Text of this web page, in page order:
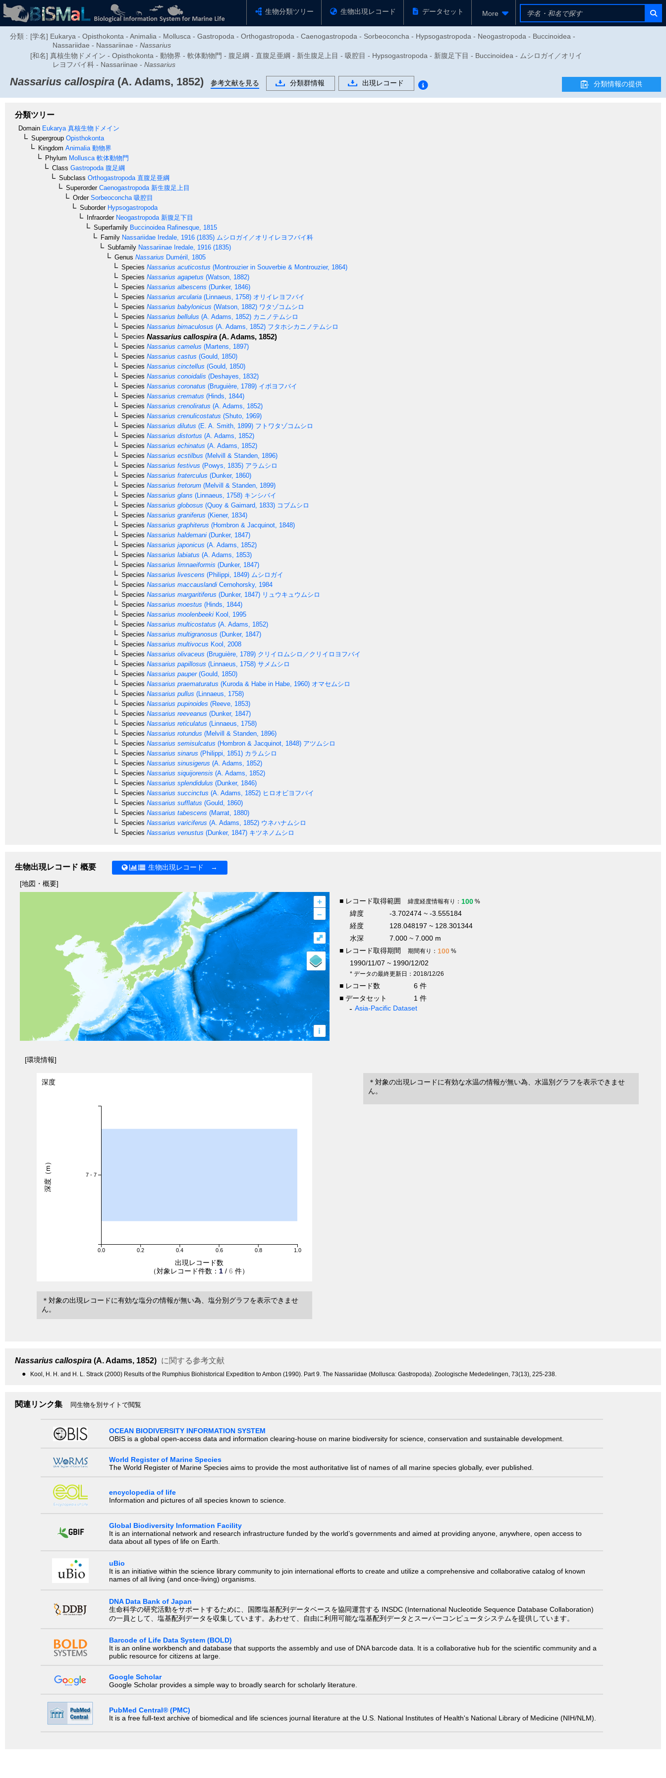
生物分類ツリー 生物出現レコード データセット More
分類 : [学名] Eukarya - Opisthokonta - Animalia - Mollusca - Gastropoda - Orthogastropoda - Caenogastropoda - Sorbeoconcha - Hypsogastropoda - Neogastropoda - Buccinoidea -
Nassariidae - Nassariinae - Nassarius
[和名] 真核生物ドメイン - Opisthokonta - 動物界 - 軟体動物門 - 腹足綱 - 直腹足亜綱 - 新生腹足上目 - 吸腔目 - Hypsogastropoda - 新腹足下目 - Buccinoidea - ムシロガイ／オリイ
レヨフバイ科 - Nassariinae - Nassarius
Nassarius callospira (A. Adams, 1852) 参考文献を見る 分類群情報 出現レコード 分類情報の提供
分類ツリー
Domain Eukarya 真核生物ドメイン
Supergroup Opisthokonta
Kingdom Animalia 動物界
Phylum Mollusca 軟体動物門
Class Gastropoda 腹足綱
Subclass Orthogastropoda 直腹足亜綱
SuperorderCaenogastropoda 新生腹足上目
OrderSorbeoconcha 吸腔目
SuborderHypsogastropoda
InfraorderNeogastropoda 新腹足下目
Superfamily Buccinoidea Rafinesque, 1815
Family Nassariidae Iredale, 1916 (1835) ムシロガイ／オリイレヨフバイ科
Subfamily Nassariinae Iredale, 1916 (1835)
Genus Nassarius Duméril, 1805
Species Nassarius acuticostus (Montrouzier in Souverbie & Montrouzier, 1864)
Species Nassarius agapetus (Watson, 1882)
Species Nassarius albescens (Dunker, 1846)
Species Nassarius arcularia (Linnaeus, 1758) オリイレヨフバイ
Species Nassarius babylonicus (Watson, 1882) ワタゾコムシロ
Species Nassarius bellulus (A. Adams, 1852) カニノテムシロ
Species Nassarius bimaculosus (A. Adams, 1852) フタホシカニノテムシロ
Species Nassarius callospira (A. Adams, 1852)
Species Nassarius camelus (Martens, 1897)
Species Nassarius castus (Gould, 1850)
Species Nassarius cinctellus (Gould, 1850)
Species Nassarius conoidalis (Deshayes, 1832)
Species Nassarius coronatus (Bruguière, 1789) イボヨフバイ
Species Nassarius crematus (Hinds, 1844)
Species Nassarius crenoliratus (A. Adams, 1852)
Species Nassarius crenulicostatus (Shuto, 1969)
Species Nassarius dilutus (E. A. Smith, 1899) フトワタゾコムシロ
Species Nassarius distortus (A. Adams, 1852)
Species Nassarius echinatus (A. Adams, 1852)
Species Nassarius ecstilbus (Melvill & Standen, 1896)
Species Nassarius festivus (Powys, 1835) アラムシロ
Species Nassarius fraterculus (Dunker, 1860)
Species Nassarius fretorum (Melvill & Standen, 1899)
Species Nassarius glans (Linnaeus, 1758) キンシバイ
Species Nassarius globosus (Quoy & Gaimard, 1833) コブムシロ
Species Nassarius graniferus (Kiener, 1834)
Species Nassarius graphiterus (Hombron & Jacquinot, 1848)
Species Nassarius haldemani (Dunker, 1847)
Species Nassarius japonicus (A. Adams, 1852)
Species Nassarius labiatus (A. Adams, 1853)
Species Nassarius limnaeiformis (Dunker, 1847)
Species Nassarius livescens (Philippi, 1849) ムシロガイ
Species Nassarius maccauslandi Cernohorsky, 1984
Species Nassarius margaritiferus (Dunker, 1847) リュウキュウムシロ
Species Nassarius moestus (Hinds, 1844)
Species Nassarius moolenbeeki Kool, 1995
Species Nassarius multicostatus (A. Adams, 1852)
Species Nassarius multigranosus (Dunker, 1847)
Species Nassarius multivocus Kool, 2008
Species Nassarius olivaceus (Bruguière, 1789) クリイロムシロ／クリイロヨフバイ
Species Nassarius papillosus (Linnaeus, 1758) サメムシロ
Species Nassarius pauper(Gould, 1850)
Species Nassarius praematuratus (Kuroda & Habe in Habe, 1960) オマセムシロ
Species Nassarius pullus (Linnaeus, 1758)
Species Nassarius pupinoides (Reeve, 1853)
Species Nassarius reeveanus (Dunker, 1847)
Species Nassarius reticulatus (Linnaeus, 1758)
Species Nassarius rotundus (Melvill & Standen, 1896)
Species Nassarius semisulcatus (Hombron & Jacquinot, 1848) アツムシロ
Species Nassarius sinarus (Philippi, 1851) カラムシロ
Species Nassarius sinusigerus (A. Adams, 1852)
Species Nassarius siquijorensis (A. Adams, 1852)
Species Nassarius splendidulus (Dunker, 1846)
Species Nassarius succinctus (A. Adams, 1852) ヒロオビヨフバイ
Species Nassarius sufflatus (Gould, 1860)
Species Nassarius tabescens (Marrat, 1880)
Species Nassarius variciferus (A. Adams, 1852) ウネハナムシロ
Species Nassarius venustus (Dunker, 1847) キツネノムシロ
生物出現レコード 概要 生物出現レコード →
[地図・概要]
+
–
i
⤢
■ レコード取得範囲 緯度経度情報有り： 100 %
緯度
-3.702474 ~ -3.555184
経度
128.048197 ~ 128.301344
水深
7.000 ~ 7.000 m
■ レコード取得期間
期間有り： 100 %
1990/11/07 ~ 1990/12/02
* データの最終更新日：2018/12/26
■ レコード数
6 件
■ データセット
1 件
Asia-Pacific Dataset
[環境情報]
深度
0.0 0.2 0.4 0.6 0.8 1.0
7 - 7
出現レコード数
（対象レコード件数： 1 / 6 件）
深度（m）
＊対象の出現レコードに有効な水温の情報が無い為、水温別グラフを表示できませ
ん。
＊対象の出現レコードに有効な塩分の情報が無い為、塩分別グラフを表示できませ
ん。
Nassarius callospira (A. Adams, 1852) に関する参考文献
● Kool, H. H. and H. L. Strack (2000) Results of the Rumphius Biohistorical Expedition to Ambon (1990). Part 9. The Nassariidae (Mollusca: Gastropoda). Zoologische Mededelingen, 73(13), 225-238.
関連リンク集 同生物を別サイトで閲覧
OCEAN BIODIVERSITY INFORMATION SYSTEM
OBIS is a global open-access data and information clearing-house on marine biodiversity for science, conservation and sustainable development.
World Register of Marine Species
The World Register of Marine Species aims to provide the most authoritative list of names of all marine species globally, ever published.
encyclopedia of life
Information and pictures of all species known to science.
Global Biodiversity Information Facility
It is an international network and research infrastructure funded by the world’s governments and aimed at providing anyone, anywhere, open access to
data about all types of life on Earth.
uBio
It is an initiative within the science library community to join international efforts to create and utilize a comprehensive and collaborative catalog of known
names of all living (and once-living) organisms.
DNA Data Bank of Japan
生命科学の研究活動をサポートするために、国際塩基配列データベースを協同運営する INSDC (International Nucleotide Sequence Database Collaboration)
の一員として、塩基配列データを収集しています。あわせて、自由に利用可能な塩基配列データとスーパーコンピュータシステムを提供しています。
Barcode of Life Data System (BOLD)
It is an online workbench and database that supports the assembly and use of DNA barcode data. It is a collaborative hub for the scientific community and a
public resource for citizens at large.
Google Scholar
Google Scholar provides a simple way to broadly search for scholarly literature.
PubMed Central® (PMC)
It is a free full-text archive of biomedical and life sciences journal literature at the U.S. National Institutes of Health's National Library of Medicine (NIH/NLM).